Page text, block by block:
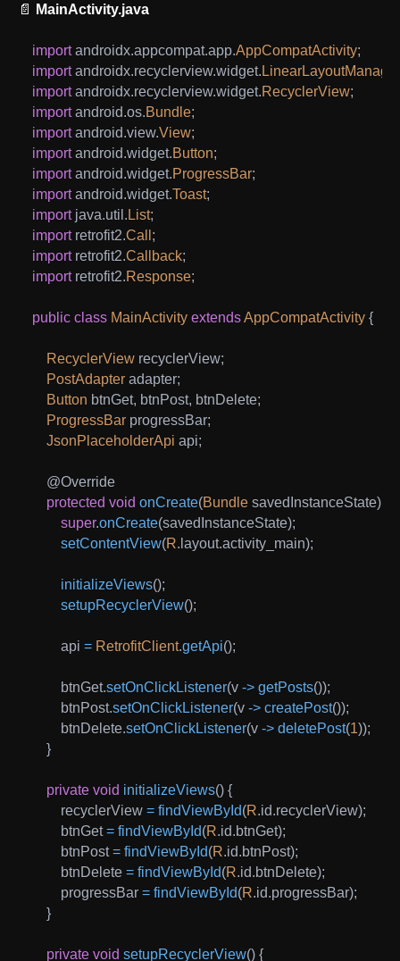
📄 MainActivity.java
import androidx.appcompat.app.AppCompatActivity;
import androidx.recyclerview.widget. LinearLayoutManager
import androidx.recyclerview.widget.RecyclerView;
import android.os.Bundle;
import android.view.View;
import android.widget.Button;
import android.widget.ProgressBar;
import android.widget.Toast;
import java.util . List;
import retrofit2.Call ;
import retrofit2.Callback;
import retrofit2.Response;
public class MainActivity extendsAppCompatActivity {
RecyclerView recyclerView;
PostAdapter adapter;
Button btnGet, btnPost, btnDelete;
ProgressBar progressBar;
JsonPlaceholderApi api;
@Override
protected void onCreate(Bundle savedInstanceState)
super.onCreate(savedInstanceState);
setContentView(R. layout.activity_main);
initializeViews();
setupRecyclerView();
        api
= RetrofitClient.getApi();
        btnGet
.setOnClickListener(v -> getPosts());
        btnPost
.setOnClickListener(v -> createPost());
        btnDelete
.setOnClickListener(v -> deletePost(1));
}
private void initializeViews() {
        recyclerView
= findViewById(R.id.recyclerView);
        btnGet
= findViewById(R.id.btnGet);
        btnPost
= findViewById(R.id.btnPost);
        btnDelete
= findViewById(R.id.btnDelete);
        progressBar
= findViewById(R.id.progressBar);
}
private void setupRecyclerView() {